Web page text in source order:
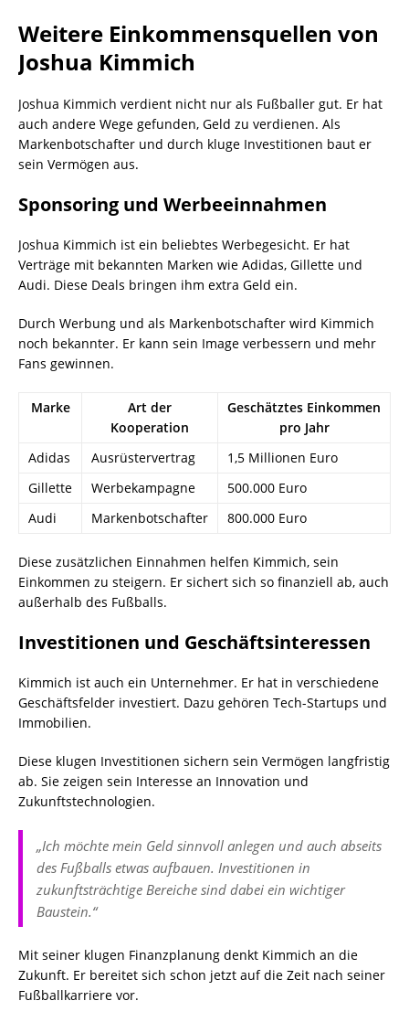
Weitere Einkommensquellen von
Joshua Kimmich
Joshua Kimmich verdient nicht nur als Fußballer gut. Er hat
auch andere Wege gefunden, Geld zu verdienen. Als
Markenbotschafter und durch kluge Investitionen baut er
sein Vermögen aus.
Sponsoring und Werbeeinnahmen
Joshua Kimmich ist ein beliebtes Werbegesicht. Er hat
Verträge mit bekannten Marken wie Adidas, Gillette und
Audi. Diese Deals bringen ihm extra Geld ein.
Durch Werbung und als Markenbotschafter wird Kimmich
noch bekannter. Er kann sein Image verbessern und mehr
Fans gewinnen.
Marke
Art der
Kooperation
Geschätztes Einkommen
pro Jahr
Adidas
Ausrüstervertrag
1,5 Millionen Euro
Gillette
Werbekampagne
500.000 Euro
Audi
Markenbotschafter 800.000 Euro
Diese zusätzlichen Einnahmen helfen Kimmich, sein
Einkommen zu steigern. Er sichert sich so finanziell ab, auch
außerhalb des Fußballs.
Investitionen und Geschäftsinteressen
Kimmich ist auch ein Unternehmer. Er hat in verschiedene
Geschäftsfelder investiert. Dazu gehören Tech-Startups und
Immobilien.
Diese klugen Investitionen sichern sein Vermögen langfristig
ab. Sie zeigen sein Interesse an Innovation und
Zukunftstechnologien.
„Ich möchte mein Geld sinnvoll anlegen und auch abseits
des Fußballs etwas aufbauen. Investitionen in
zukunftsträchtige Bereiche sind dabei ein wichtiger
Baustein.“
Mit seiner klugen Finanzplanung denkt Kimmich an die
Zukunft. Er bereitet sich schon jetzt auf die Zeit nach seiner
Fußballkarriere vor.